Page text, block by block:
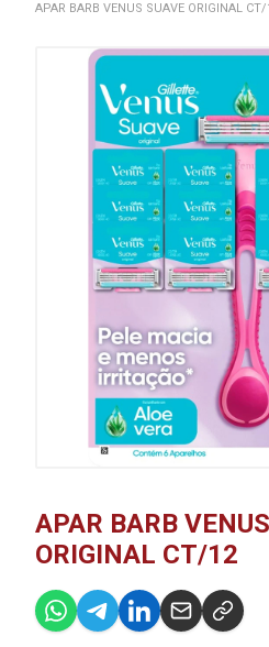
APAR BARB VENUS SUAVE ORIGINAL
APAR BARB
ORIGINAL CT/12